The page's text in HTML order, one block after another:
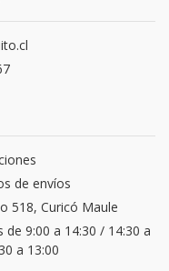
de envíos
518, Curicó Maule
9:00 a 14:30 / 14:30 a
a 13:00